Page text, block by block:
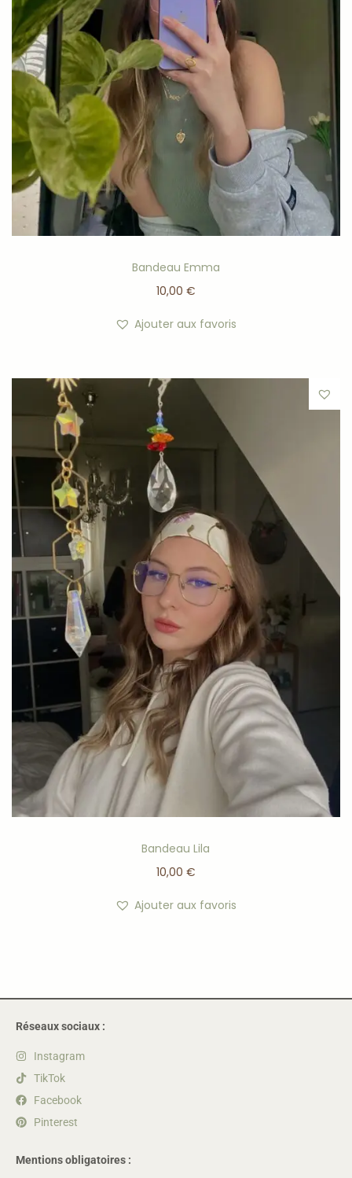
Bandeau Emma
10,00 €
Ajouter aux favoris
Bandeau Lila
10,00 €
Ajouter aux favoris
Réseaux sociaux :
Instagram
TikTok
Facebook
Pinterest
Mentions obligatoires :